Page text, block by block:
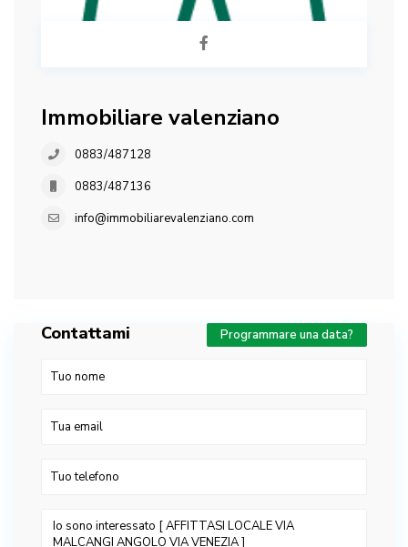
Immobiliare valenziano
0883/487128
0883/487136
info@immobiliarevalenziano.com
Contattami Programmare una data?